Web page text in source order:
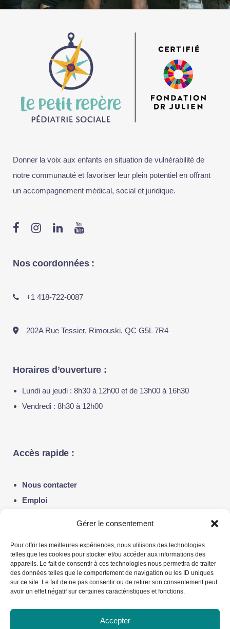
Gérer le consentement
Pour offrir les meilleures expériences, nous utilisons des technologies
telles que les cookies pour stocker et/ou accéder aux informations des
appareils. Le fait de consentir à ces technologies nous permettra de traiter
des données telles que le comportement de navigation ou les ID uniques
sur ce site. Le fait de ne pas consentir ou de retirer son consentement peut
avoir un effet négatif sur certaines caractéristiques et fonctions.
Accepter
Donner la voix aux enfants en situation de vulnérabilité de
notre communauté et favoriser leur plein potentiel en offrant
un accompagnement médical, social et juridique.
Nos coordonnées :
+1 418-722-0087
202A Rue Tessier, Rimouski, QC G5L 7R4
Horaires d’ouverture :
Lundi au jeudi : 8h30 à 12h00 et de 13h00 à 16h30
Vendredi : 8h30 à 12h00
Accès rapide :
Nous contacter
Emploi
Liens utiles :
communauté – AQPSC